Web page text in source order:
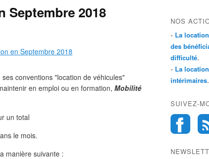
Septembre 2018
conventions "location de véhicules"
en emploi ou en formation, Mobilité
un total
le mois.
manière suivante :
NOS
- La
des
difficulté.
- La
intérimaires.
SUIVEZ-